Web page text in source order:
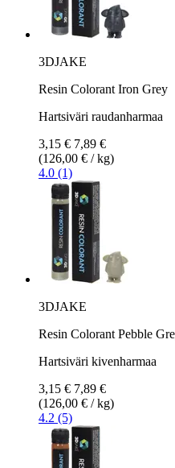
3DJAKE
Resin Colorant Iron Grey
Hartsiväri raudanharmaa
3,15 € 7,89 €
(126,00 € / kg)
4.0 (1)
3DJAKE
Resin Colorant Pebble
Hartsiväri kivenharmaa
3,15 € 7,89 €
(126,00 € / kg)
4.2 (5)